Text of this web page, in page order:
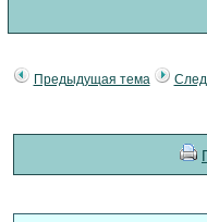
Предыдущая тема